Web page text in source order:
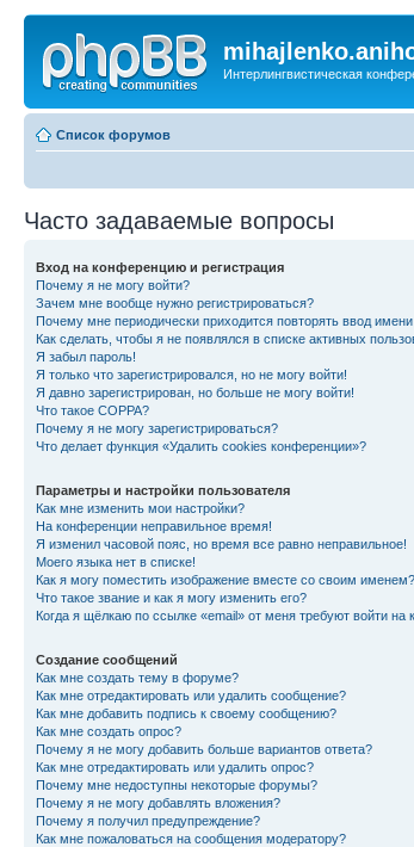
Интерлингвистическая
Список форумов
Часто задаваемые вопросы
Вход на конференцию и регистрация
Почему я не могу войти?
Зачем мне вообще нужно регистрироваться?
Почему мне периодически приходится повторять ввод
Как сделать, чтобы я не появлялся в списке активных
Я забыл пароль!
Я только что зарегистрировался, но не могу войти!
Я давно зарегистрирован, но больше не могу войти!
Что такое COPPA?
Почему я не могу зарегистрироваться?
Что делает функция «Удалить cookies конференции»?
Параметры и настройки пользователя
Как мне изменить мои настройки?
На конференции неправильное время!
Я изменил часовой пояс, но время все равно неправильное!
Моего языка нет в списке!
Как я могу поместить изображение вместе со своим именем?
Что такое звание и как я могу изменить его?
Когда я щёлкаю по ссылке «email» от меня требуют войти на
Создание сообщений
Как мне создать тему в форуме?
Как мне отредактировать или удалить сообщение?
Как мне добавить подпись к своему сообщению?
Как мне создать опрос?
Почему я не могу добавить больше вариантов ответа?
Как мне отредактировать или удалить опрос?
Почему мне недоступны некоторые форумы?
Почему я не могу добавлять вложения?
Почему я получил предупреждение?
Как мне пожаловаться на сообщения модератору?